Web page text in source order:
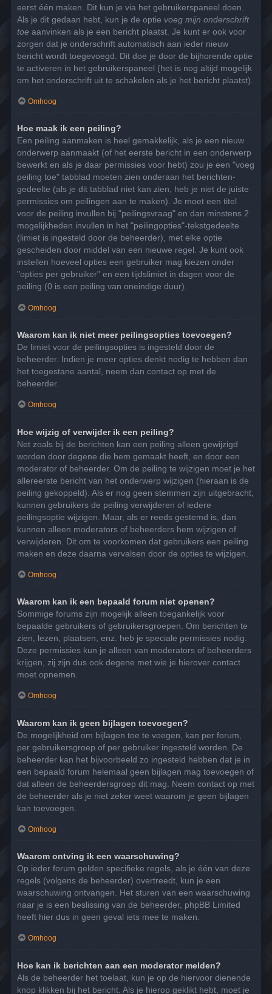
eerst één maken. Dit kun je via het gebruikerspaneel doen.
Als je dit gedaan hebt, kun je de optie voeg mijn onderschrift
toe aanvinken als je een bericht plaatst. Je kunt er ook voor
zorgen dat je onderschrift automatisch aan ieder nieuw
bericht wordt toegevoegd. Dit doe je door de bijhorende optie
te activeren in het gebruikerspaneel (het is nog altijd mogelijk
om het onderschrift uit te schakelen als je het bericht plaatst).
Omhoog
Hoe maak ik een peiling?
Een peiling aanmaken is heel gemakkelijk, als je een nieuw
onderwerp aanmaakt (of het eerste bericht in een onderwerp
bewerkt en als je daar permissies voor hebt) zou je een "voeg
peiling toe" tabblad moeten zien onderaan het berichten-
gedeelte (als je dit tabblad niet kan zien, heb je niet de juiste
permissies om peilingen aan te maken). Je moet een titel
voor de peiling invullen bij "peilingsvraag" en dan minstens 2
mogelijkheden invullen in het "peilingopties"-tekstgedeelte
(limiet is ingesteld door de beheerder), met elke optie
gescheiden door middel van een nieuwe regel. Je kunt ook
instellen hoeveel opties een gebruiker mag kiezen onder
"opties per gebruiker" en een tijdslimiet in dagen voor de
peiling (0 is een peiling van oneindige duur).
Omhoog
Waarom kan ik niet meer peilingsopties toevoegen?
De limiet voor de peilingsopties is ingesteld door de
beheerder. Indien je meer opties denkt nodig te hebben dan
het toegestane aantal, neem dan contact op met de
beheerder.
Omhoog
Hoe wijzig of verwijder ik een peiling?
Net zoals bij de berichten kan een peiling alleen gewijzigd
worden door degene die hem gemaakt heeft, en door een
moderator of beheerder. Om de peiling te wijzigen moet je het
allereerste bericht van het onderwerp wijzigen (hieraan is de
peiling gekoppeld). Als er nog geen stemmen zijn uitgebracht,
kunnen gebruikers de peiling verwijderen of iedere
peilingsoptie wijzigen. Maar, als er reeds gestemd is, dan
kunnen alleen moderators of beheerders hem wijzigen of
verwijderen. Dit om te voorkomen dat gebruikers een peiling
maken en deze daarna vervalsen door de opties te wijzigen.
Omhoog
Waarom kan ik een bepaald forum niet openen?
Sommige forums zijn mogelijk alleen toegankelijk voor
bepaalde gebruikers of gebruikersgroepen. Om berichten te
zien, lezen, plaatsen, enz. heb je speciale permissies nodig.
Deze permissies kun je alleen van moderators of beheerders
krijgen, zij zijn dus ook degene met wie je hierover contact
moet opnemen.
Omhoog
Waarom kan ik geen bijlagen toevoegen?
De mogelijkheid om bijlagen toe te voegen, kan per forum,
per gebruikersgroep of per gebruiker ingesteld worden. De
beheerder kan het bijvoorbeeld zo ingesteld hebben dat je in
een bepaald forum helemaal geen bijlagen mag toevoegen of
dat alleen de beheerdersgroep dit mag. Neem contact op met
de beheerder als je niet zeker weet waarom je geen bijlagen
kan toevoegen.
Omhoog
Waarom ontving ik een waarschuwing?
Op ieder forum gelden specifieke regels, als je één van deze
regels (volgens de beheerder) overtreedt, kun je een
waarschuwing ontvangen. Het sturen van een waarschuwing
naar je is een beslissing van de beheerder, phpBB Limited
heeft hier dus in geen geval iets mee te maken.
Omhoog
Hoe kan ik berichten aan een moderator melden?
Als de beheerder het toelaat, kun je op de hiervoor dienende
knop klikken bij het bericht. Als je hierop geklikt hebt, moet je